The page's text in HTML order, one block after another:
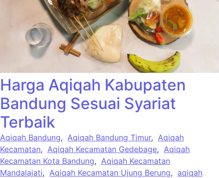
Harga Aqiqah Kabupaten
Bandung Sesuai Syariat
Terbaik
Aqiqah Bandung, Aqiqah Bandung Timur, Aqiqah
Kecamatan, Aqiqah Kecamatan Gedebage, Aqiqah
Kecamatan Kota Bandung, Aqiqah Kecamatan
Mandalajati, Aqiqah Kecamatan Ujung Berung, aqiqah